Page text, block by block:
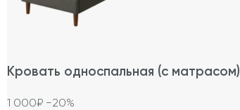
Кровать односпальная (с матрасом)
1 000₽ −20%